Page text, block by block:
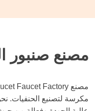
مصنع صنبور
مكرسة لتصنيع الحنفيات.